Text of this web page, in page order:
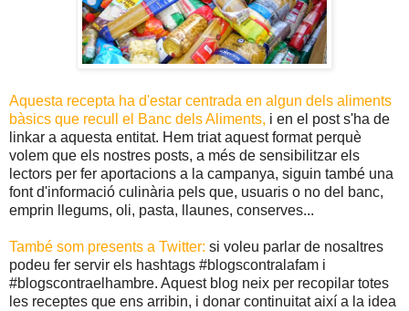
Aquesta recepta ha d'estar centrada en algun dels aliments
bàsics que recull el Banc dels Aliments, i en el post s'ha de
linkar a aquesta entitat. Hem triat aquest format perquè
volem que els nostres posts, a més de sensibilitzar els
lectors per fer aportacions a la campanya, siguin també una
font d'informació culinària pels que, usuaris o no del banc,
emprin llegums, oli, pasta, llaunes, conserves...
També som presents a Twitter: si voleu parlar de nosaltres
podeu fer servir els hashtags #blogscontralafam i
#blogscontraelhambre. Aquest blog neix per recopilar totes
les receptes que ens arribin, i donar continuitat així a la idea